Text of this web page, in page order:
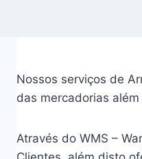
Nossos serviços de
das mercadorias
Através do WMS –